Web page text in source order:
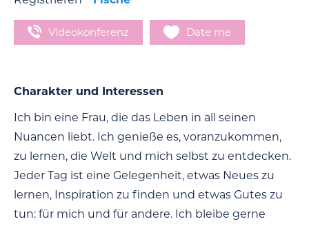
Videokonferenz Date me
Charakter und Interessen
Ich bin eine Frau, die das Leben in all seinen
Nuancen liebt. Ich genieße es, voranzukommen,
zu lernen, die Welt und mich selbst zu entdecken.
Jeder Tag ist eine Gelegenheit, etwas Neues zu
lernen, Inspiration zu finden und etwas Gutes zu
tun: für mich und für andere. Ich bleibe gerne